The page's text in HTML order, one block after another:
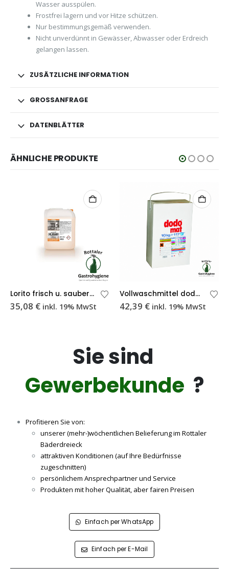
Wasser ausspülen.
Frostfrei lagern und vor Hitze schützen.
Nur bestimmungsgemäß verwenden.
Nicht unverdünnt in Gewässer, Abwasser oder Erdreich
gelangen lassen.
ZUSÄTZLICHE INFORMATION
GROSSANFRAGE
DATENBLÄTTER
ÄHNLICHE PRODUKTE
Lorito frisch u. sauber Grillreiniger; 10L starker Backofenreiniger
35,08 € inkl. 19% MwSt
Vollwaschmittel dodomat 10 kg Tragekarton
42,39 € inkl. 19% MwSt
Sie sind
Gewerbekunde ?
Profitieren Sie von:
unserer (mehr-)wöchentlichen Belieferung im Rottaler
Bäderdreieck
attraktiven Konditionen (auf Ihre Bedürfnisse
zugeschnitten)
persönlichem Ansprechpartner und Service
Produkten mit hoher Qualität, aber fairen Preisen
Einfach per WhatsApp
Einfach per E-Mail